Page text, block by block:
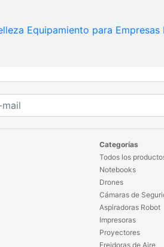
Equipamiento para Empresas
Categorías
Todos los
Notebooks
Drones
Cámaras de
Aspiradoras Robot
Impresoras
Proyectores
Freidoras de Aire